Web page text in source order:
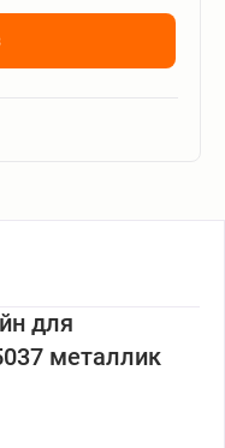
для
металлик